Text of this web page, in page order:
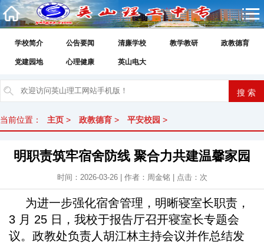
学校简介 公告要闻 清廉学校 教学教研 政教德育
党建园地 心理健康 英山电大
当前位置： 主页 > 政教德育 > 平安校园 >
明职责筑牢宿舍防线 聚合力共建温馨家园
时间：2026-03-26 | 作者：周金铭 | 点击： 次
为进一步强化宿舍管理，明晰寝室长职责，
3 月 25 日，我校于报告厅召开寝室长专题会
议。政教处负责人胡江林主持会议并作总结发